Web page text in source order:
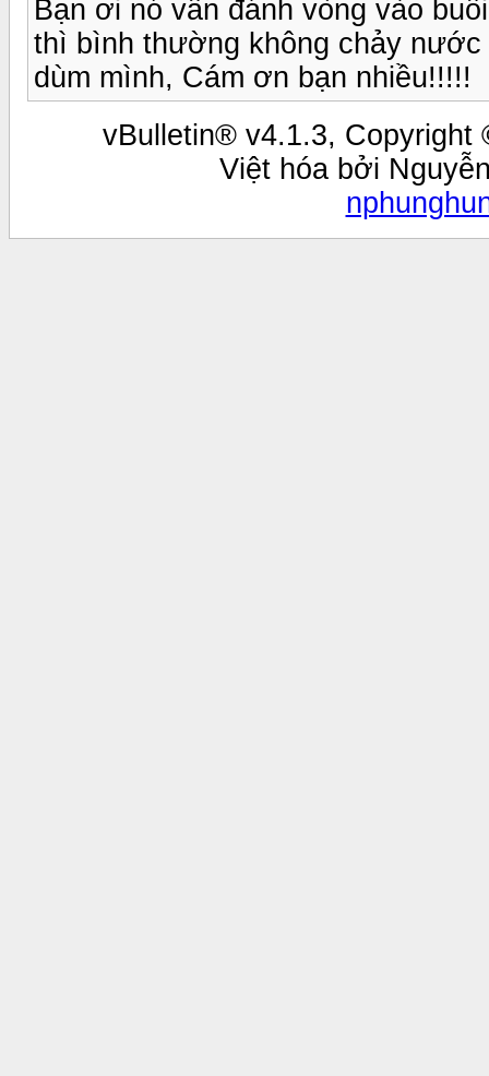
Bạn ơi nó vẫn đánh vòng vào
thì bình thường không chảy
dùm mình, Cám ơn bạn nhiều!!!!!
vBulletin® v4.1.3, Copyright
Việt hóa bởi